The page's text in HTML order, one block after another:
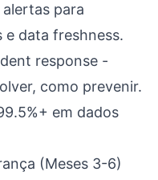
para
e data freshness.
response -
como prevenir.
em dados
(Meses 3-6)